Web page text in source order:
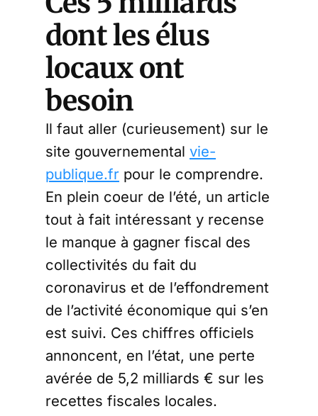
dont les élus
locaux ont
besoin
Il faut aller (curieusement) sur le
site gouvernemental vie-
publique.fr pour le comprendre.
En plein coeur de l’été, un article
tout à fait intéressant y recense
le manque à gagner fiscal des
collectivités du fait du
coronavirus et de l’effondrement
de l’activité économique qui s’en
est suivi. Ces chiffres officiels
annoncent, en l’état, une perte
avérée de 5,2 milliards € sur les
recettes fiscales locales.